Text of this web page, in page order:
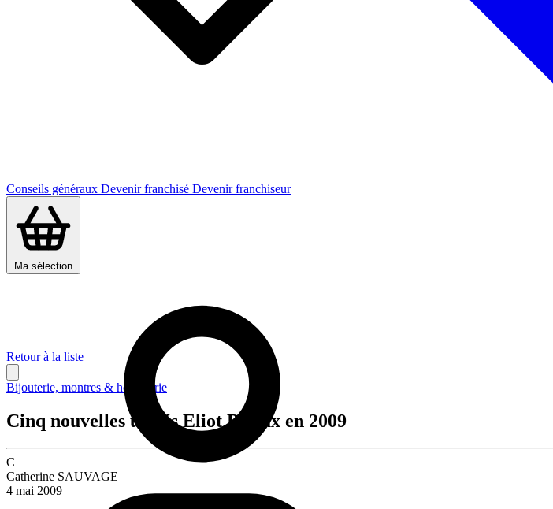
Conseils généraux Devenir franchisé Devenir franchiseur
Ma sélection
Retour à la liste
Bijouterie, montres & horlogerie
Cinq nouvelles unités Eliot Bijoux en 2009
C
Catherine SAUVAGE
4 mai 2009